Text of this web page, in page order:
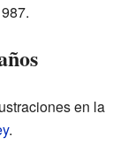
en la
.